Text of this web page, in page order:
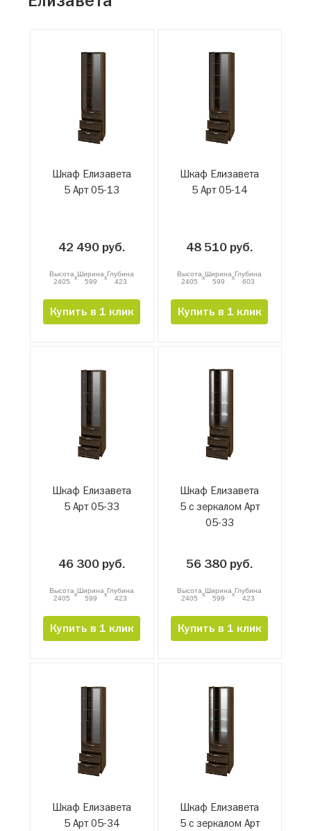
Шкаф Елизавета
5 Арт 05-13
42 490 руб.
Высота
2405
xШирина
599
xГлубина
423
Купить в 1 клик
Шкаф Елизавета
5 Арт 05-14
48 510 руб.
Высота
2405
xШирина
599
xГлубина
603
Купить в 1 клик
Шкаф Елизавета
5 Арт 05-33
46 300 руб.
Высота
2405
xШирина
599
xГлубина
423
Купить в 1 клик
Шкаф Елизавета
5 с зеркалом Арт
05-33
56 380 руб.
Высота
2405
xШирина
599
xГлубина
423
Купить в 1 клик
Шкаф Елизавета
5 Арт 05-34
Шкаф Елизавета
5 с зеркалом Арт